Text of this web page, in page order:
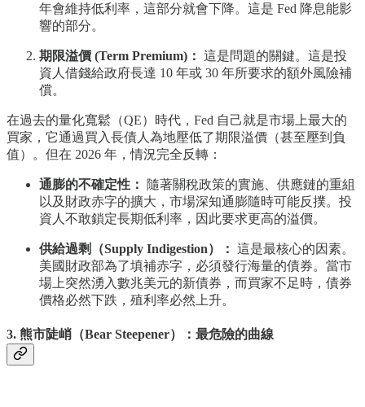
年會維持低利率，這部分就會下降。這是 Fed 降息能影
響的部分。
期限溢價 (Term Premium)： 這是問題的關鍵。這是投
資人借錢給政府長達 10 年或 30 年所要求的額外風險補
償。
在過去的量化寬鬆（QE）時代，Fed 自己就是市場上最大的
買家，它通過買入長債人為地壓低了期限溢價（甚至壓到負
值）。但在 2026 年，情況完全反轉：
通膨的不確定性：
隨著關稅政策的實施、供應鏈的重組
以及財政赤字的擴大，市場深知通膨隨時可能反撲。投
資人不敢鎖定長期低利率，因此要求更高的溢價。
供給過剩（Supply Indigestion）： 這是最核心的因素。
美國財政部為了填補赤字，必須發行海量的債券。當市
場上突然湧入數兆美元的新債券，而買家不足時，債券
價格必然下跌，殖利率必然上升。
3. 熊市陡峭（Bear Steepener）：最危險的曲線